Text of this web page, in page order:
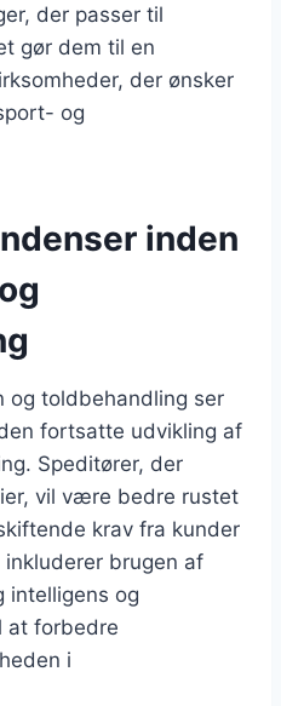
der passer til
gør dem til en
der ønsker
og
inden
og toldbehandling ser
fortsatte udvikling af
Speditører, der
vil være bedre rustet
krav fra kunder
brugen af
intelligens og
at forbedre
i